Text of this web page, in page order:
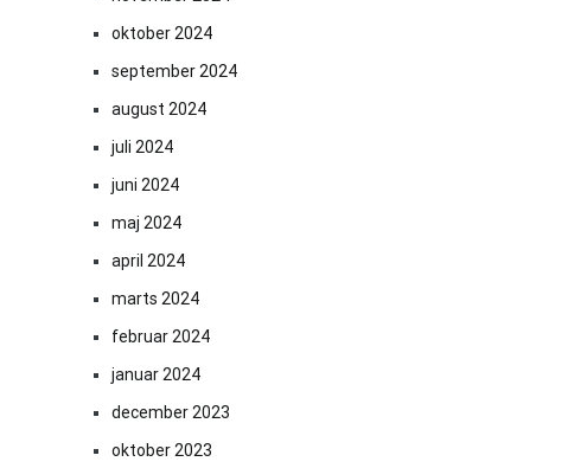
oktober 2024
september 2024
august 2024
juli 2024
juni 2024
maj 2024
april 2024
marts 2024
februar 2024
januar 2024
december 2023
oktober 2023